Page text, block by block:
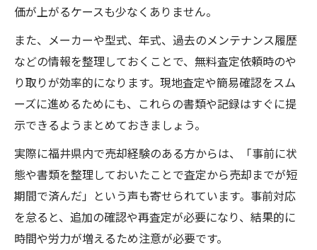
価が上がるケースも少なくありません。
また、メーカーや型式、年式、過去のメンテナンス履歴
などの情報を整理しておくことで、無料査定依頼時のや
り取りが効率的になります。現地査定や簡易確認をスム
ーズに進めるためにも、これらの書類や記録はすぐに提
示できるようまとめておきましょう。
実際に福井県内で売却経験のある方からは、「事前に状
態や書類を整理しておいたことで査定から売却までが短
期間で済んだ」という声も寄せられています。事前対応
を怠ると、追加の確認や再査定が必要になり、結果的に
時間や労力が増えるため注意が必要です。